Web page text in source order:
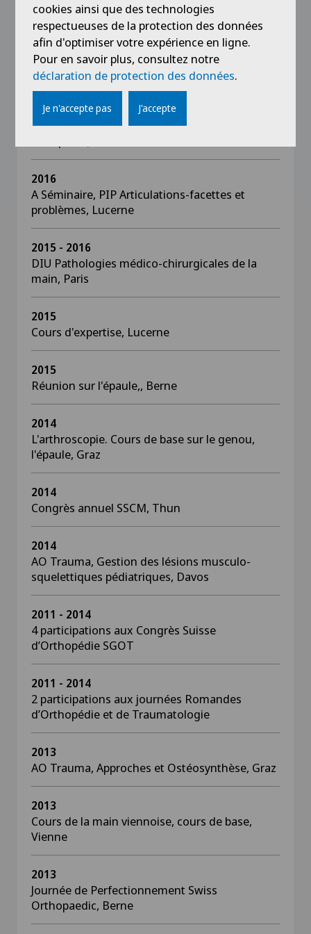
2017
Cours de base sur l'échographie de l'appareil
locomoteur, Csolyopalos, Hongrie (Diagnostic
Ultrasound)
2017
Congrès SCEC (Société européenne du coude et
2016
A Séminaire, PIP Articulations-facettes et
problèmes, Lucerne
2015 - 2016
DIU Pathologies médico-chirurgicales de la
main, Paris
2015
Cours d'expertise, Lucerne
2015
Réunion sur l'épaule,, Berne
2014
L'arthroscopie. Cours de base sur le genou,
l'épaule, Graz
2014
Congrès annuel SSCM, Thun
2014
AO Trauma, Gestion des lésions musculo-
squelettiques pédiatriques, Davos
2011 - 2014
4 participations aux Congrès Suisse
d’Orthopédie SGOT
2011 - 2014
2 participations aux journées Romandes
d’Orthopédie et de Traumatologie
2013
AO Trauma, Approches et Ostéosynthèse, Graz
2013
Cours de la main viennoise, cours de base,
Vienne
2013
Journée de Perfectionnement Swiss
Orthopaedic, Berne
cookies ainsi que des technologies
respectueuses de la protection des données
afin d'optimiser votre expérience en ligne.
Pour en savoir plus, consultez notre
déclaration de protection des données.
Je n'accepte pas J'accepte